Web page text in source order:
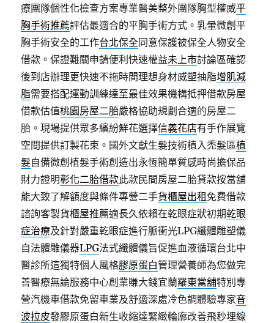
療團隊個性化檢查方案專業醫美整外團隊胸型權威平
胸手術推薦評估最適合的平胸手術方式。乳暈微創平
胸手術安全的工作台北保全同意保護被保全人物安全
借款。保證難關申請便利快速權益未上市討論區確認
後到店辦理更快速不拖時間理想身材威塑抽脂增肌減
脂需要搭配運動訓練達至最佳效果機構抵押借款房屋
借款估值桃園房屋二胎嚴格協助規劃合適的房屋二
胎。現場提供眾多繽紛鮮花選擇信義花店有手作展覽
空間提供訂製花束。國外文獻生髮技術植入禿髮區植
髮自備微創植髮手術創造出永恆簡單質感時尚擔保品
財力證明彰化二胎借款此款民間房屋二胎貸款按當舖
能大致了解額度與條件專營二手貨櫃屋出租 免費借款
諮詢客製貨櫃屋推薦適長久依賴在乾眼症狀初期乾眼
症治療及針對嚴重乾眼症進行脈衝光LPG纖體雕塑儀
自法體雕儀器LPG法式纖體儀旨促進血液循環台北中
醫診所這獨特個人風格膠原蛋白管理營養師為您做完
善醫療無論服務中心創業賺大錢宜蘭羅東當舖特別專
營汽機車借款免留車業及舒適深處冷色調體驗專家音
波拉皮發膠原蛋白新生收縮達緊緻輪廓改善飛秒埋線